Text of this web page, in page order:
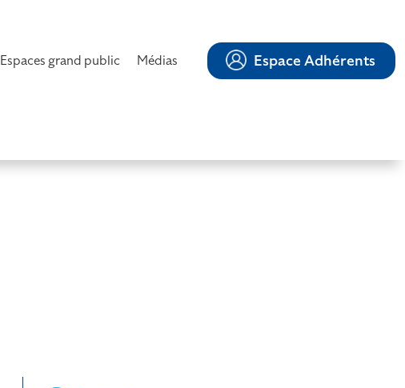
Espaces grand public Médias Espace Adhérents